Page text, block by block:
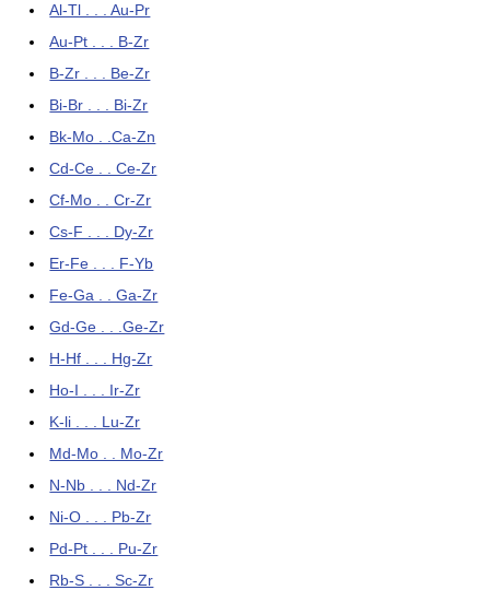
Al-Tl . . . Au-Pr
Au-Pt . . . B-Zr
B-Zr . . . Be-Zr
Bi-Br . . . Bi-Zr
Bk-Mo . .Ca-Zn
Cd-Ce . . Ce-Zr
Cf-Mo . . Cr-Zr
Cs-F . . . Dy-Zr
Er-Fe . . . F-Yb
Fe-Ga . . Ga-Zr
Gd-Ge . . .Ge-Zr
H-Hf . . . Hg-Zr
Ho-I . . . Ir-Zr
K-li . . . Lu-Zr
Md-Mo . . Mo-Zr
N-Nb . . . Nd-Zr
Ni-O . . . Pb-Zr
Pd-Pt . . . Pu-Zr
Rb-S . . . Sc-Zr